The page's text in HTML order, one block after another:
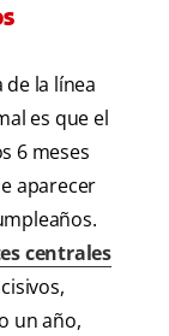
la línea
es que el
6 meses
aparecer
centrales
un año,